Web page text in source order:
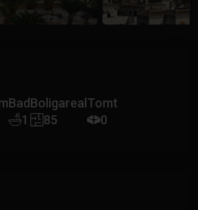
Bad
1
Boligareal
85
Tomt
0